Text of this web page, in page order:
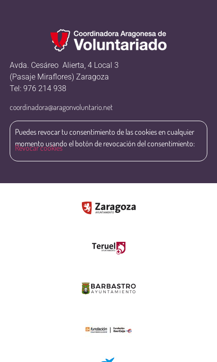
Avda. Cesáreo Alierta, 4 Local 3
(Pasaje Miraflores) Zaragoza
Tel: 976 214 938
coordinadora@aragonvoluntario.net
Puedes revocar tu consentimiento de las cookies en cualquier
momento usando el botón de revocación del consentimiento:
Revocar cookies